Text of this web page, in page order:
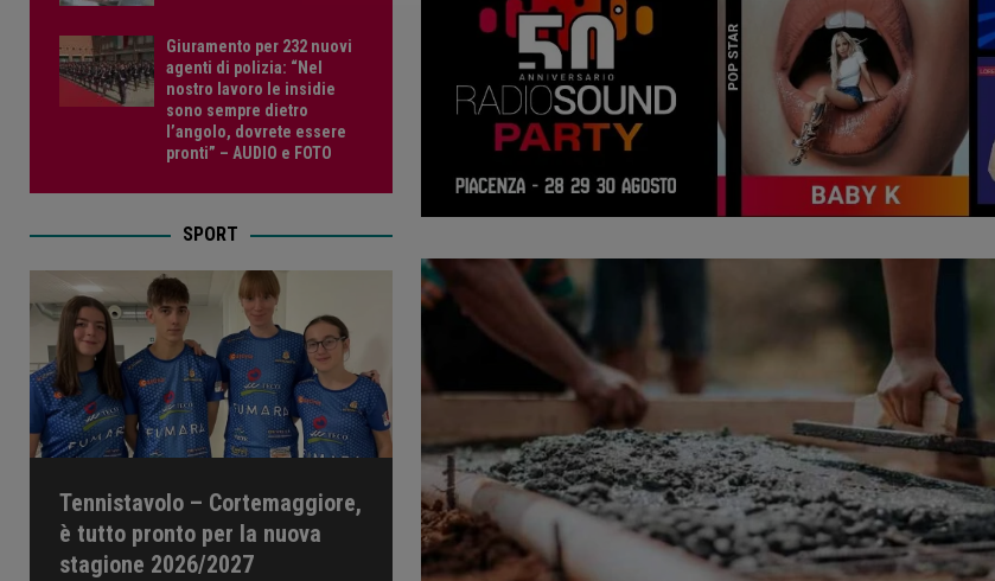
Giuramento per 232 nuovi
agenti di polizia: “Nel
nostro lavoro le insidie
sono sempre dietro
l’angolo, dovrete essere
pronti” – AUDIO e FOTO
SPORT
Tennistavolo – Cortemaggiore,
è tutto pronto per la nuova
stagione 2026/2027